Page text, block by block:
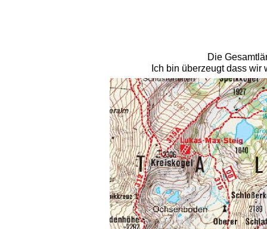
Die
Ich bin überzeugt dass